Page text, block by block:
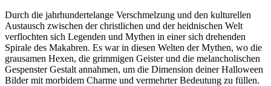
Durch die jahrhundertelange Verschmelzung und den kulturellen
Austausch zwischen der christlichen und der heidnischen Welt
verflochten sich Legenden und Mythen in einer sich drehenden
Spirale des Makabren. Es war in diesen Welten der Mythen, wo die
grausamen Hexen, die grimmigen Geister und die melancholischen
Gespenster Gestalt annahmen, um die Dimension deiner Halloween
Bilder mit morbidem Charme und vermehrter Bedeutung zu füllen.